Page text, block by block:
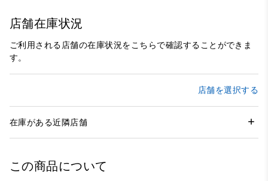
店舗在庫状況
ご利用される店舗の在庫状況をこちらで確認することができま
す。
店舗を選択する
在庫がある近隣店舗
この商品について